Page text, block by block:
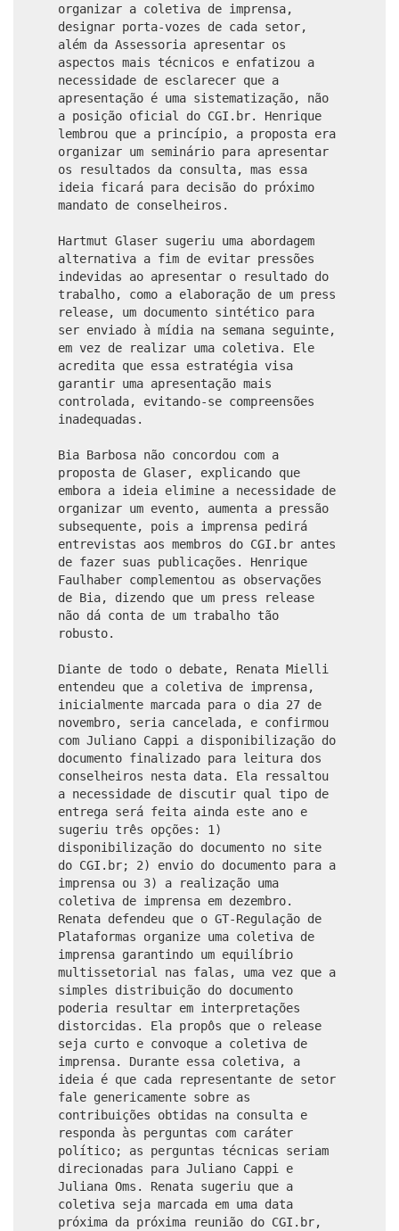
organizar a coletiva de imprensa,
designar porta-vozes de cada setor,
além da Assessoria apresentar os
aspectos mais técnicos e enfatizou a
necessidade de esclarecer que a
apresentação é uma sistematização, não
a posição oficial do CGI.br. Henrique
lembrou que a princípio, a proposta era
organizar um seminário para apresentar
os resultados da consulta, mas essa
ideia ficará para decisão do próximo
mandato de conselheiros.
Hartmut Glaser sugeriu uma abordagem
alternativa a fim de evitar pressões
indevidas ao apresentar o resultado do
trabalho, como a elaboração de um press
release, um documento sintético para
ser enviado à mídia na semana seguinte,
em vez de realizar uma coletiva. Ele
acredita que essa estratégia visa
garantir uma apresentação mais
controlada, evitando-se compreensões
inadequadas.
Bia Barbosa não concordou com a
proposta de Glaser, explicando que
embora a ideia elimine a necessidade de
organizar um evento, aumenta a pressão
subsequente, pois a imprensa pedirá
entrevistas aos membros do CGI.br antes
de fazer suas publicações. Henrique
Faulhaber complementou as observações
de Bia, dizendo que um press release
não dá conta de um trabalho tão
robusto.
Diante de todo o debate, Renata Mielli
entendeu que a coletiva de imprensa,
inicialmente marcada para o dia 27 de
novembro, seria cancelada, e confirmou
com Juliano Cappi a disponibilização do
documento finalizado para leitura dos
conselheiros nesta data. Ela ressaltou
a necessidade de discutir qual tipo de
entrega será feita ainda este ano e
sugeriu três opções: 1)
disponibilização do documento no site
do CGI.br; 2) envio do documento para a
imprensa ou 3) a realização uma
coletiva de imprensa em dezembro.
Renata defendeu que o GT-Regulação de
Plataformas organize uma coletiva de
imprensa garantindo um equilíbrio
multissetorial nas falas, uma vez que a
simples distribuição do documento
poderia resultar em interpretações
distorcidas. Ela propôs que o release
seja curto e convoque a coletiva de
imprensa. Durante essa coletiva, a
ideia é que cada representante de setor
fale genericamente sobre as
contribuições obtidas na consulta e
responda às perguntas com caráter
político; as perguntas técnicas seriam
direcionadas para Juliano Cappi e
Juliana Oms. Renata sugeriu que a
coletiva seja marcada em uma data
próxima da próxima reunião do CGI.br,